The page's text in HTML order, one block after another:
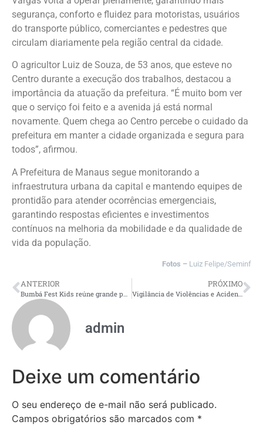
segurança, conforto e fluidez para motoristas, usuários
do transporte público, comerciantes e pedestres que
circulam diariamente pela região central da cidade.
O agricultor Luiz de Souza, de 53 anos, que esteve no
Centro durante a execução dos trabalhos, destacou a
importância da atuação da prefeitura. “É muito bom ver
que o serviço foi feito e a avenida já está normal
novamente. Quem chega ao Centro percebe o cuidado da
prefeitura em manter a cidade organizada e segura para
todos”, afirmou.
A Prefeitura de Manaus segue monitorando a
infraestrutura urbana da capital e mantendo equipes de
prontidão para atender ocorrências emergenciais,
garantindo respostas eficientes e investimentos
contínuos na melhoria da mobilidade e da qualidade de
vida da população.
Fotos – Luiz Felipe/Seminf
ANTERIOR PRÓXIMO
admin
Deixe um comentário
O seu endereço de e-mail não será publicado.
Campos obrigatórios são marcados com *